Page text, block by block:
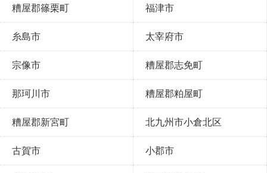
糟屋郡篠栗町 福津市
糸島市 太宰府市
宗像市 糟屋郡志免町
那珂川市 糟屋郡粕屋町
糟屋郡新宮町 北九州市小倉北区
古賀市 小郡市